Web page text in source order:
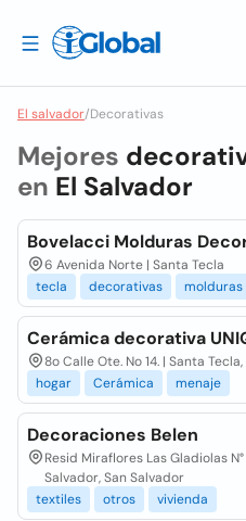
El salvador/Decorativas
Mejores
en El Salvador
Bovelacci Molduras
6 Avenida Norte | Santa Tecla
tecla
decorativas molduras
Cerámica decorativa
8o Calle Ote. No 14. | Santa
hogar
Cerámica menaje
Decoraciones Belen
Resid Miraflores Las Gladiolas
Salvador, San Salvador
textiles
otros vivienda